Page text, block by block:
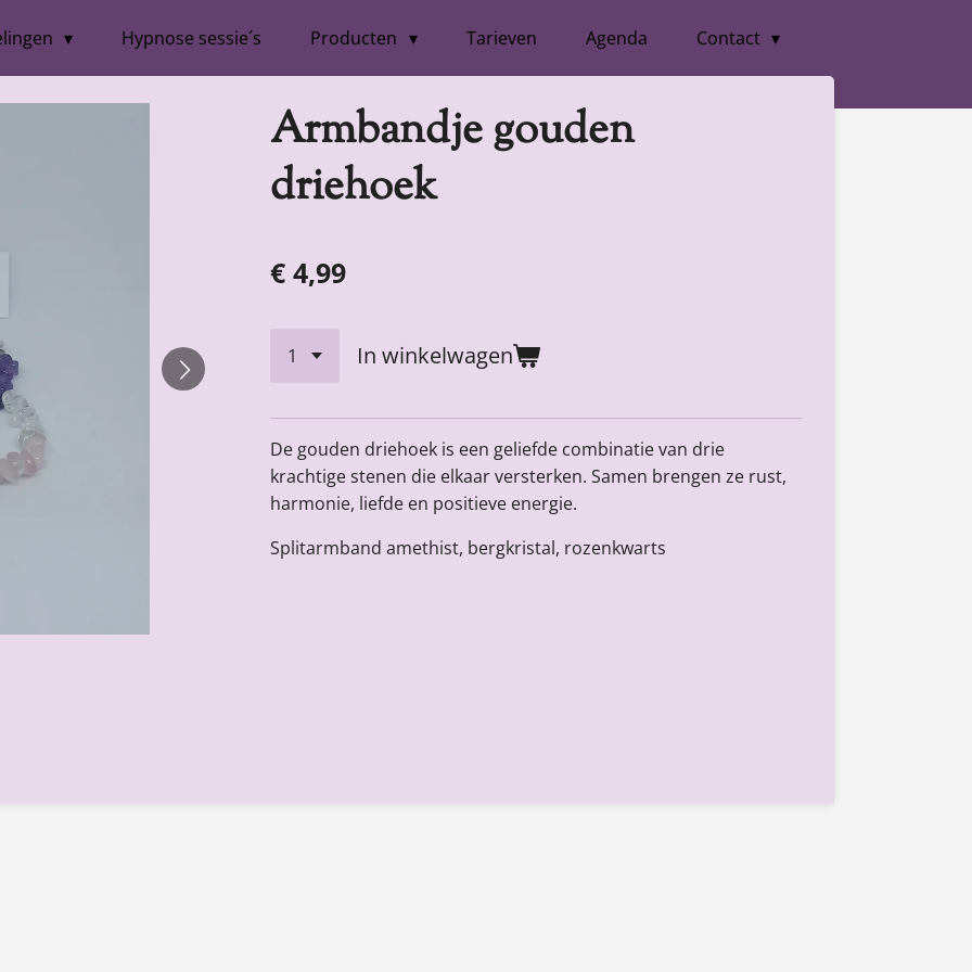
Hypnose sessie´s Producten Tarieven Agenda Contact
Armbandje gouden
driehoek
€ 4,99
In winkelwagen
De gouden driehoek is een geliefde combinatie van drie
krachtige stenen die elkaar versterken. Samen brengen ze rust,
harmonie, liefde en positieve energie.
Splitarmband amethist, bergkristal, rozenkwarts